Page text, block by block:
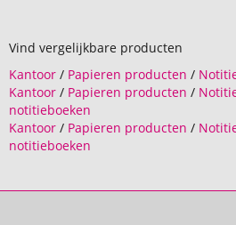
Vind vergelijkbare producten
Kantoor / Papieren producten /
Kantoor / Papieren producten /
notitieboeken
Kantoor / Papieren producten /
notitieboeken